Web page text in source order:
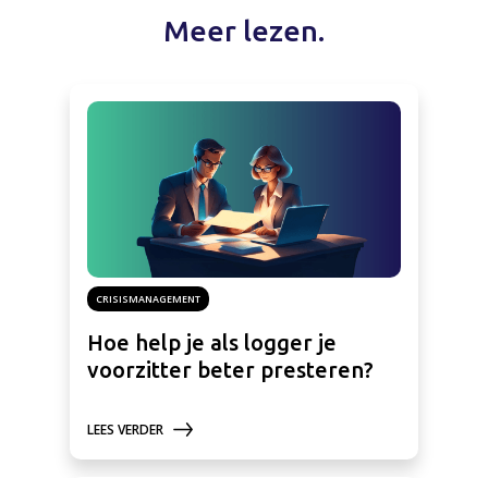
Meer lezen.
CRISISMANAGEMENT
Hoe help je als logger je
voorzitter beter presteren?
LEES VERDER